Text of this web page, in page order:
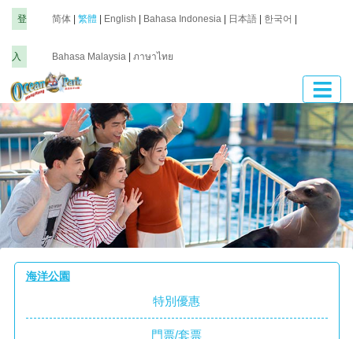
登
入
简体 繁體 English Bahasa Indonesia 日本語 한국어
Bahasa Malaysia ภาษาไทย
海洋公園
特別優惠
門票/套票